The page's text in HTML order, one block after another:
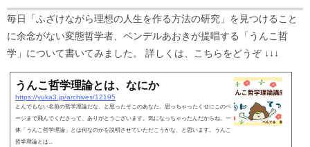
毎日「ふざけながら理想の人生を作る方法の研究」を見つけること
に余念がない変態哲学者、ベンデルあおきが提唱する「うんこ哲
学」について書いてみました。 詳しくは、こちらをどうぞ ↓↓↓
うんこ哲学理論とは、なにか
https://yuka3.jp/archives/12195
とんでもない名前の哲学理論だな、と思ったそこのあなた。思っちゃったくせにこのペ
ージまで飛んでくださって、ありがとうございます。気になっちゃったんだからね。一
体「うんこ哲学理論」とは何なのかを説明させていただこうかな、と思います。うんこ
哲学理論とは...